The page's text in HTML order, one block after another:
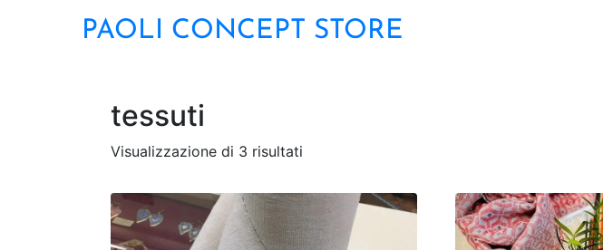
PAOLI CONCEPT STORE
tessuti
Visualizzazione di 3 risultati